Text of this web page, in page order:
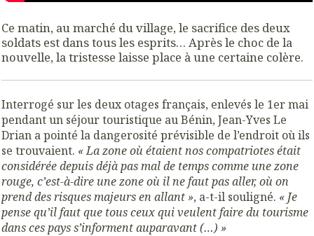
Ce matin, au marché du village, le sacrifice des deux
soldats est dans tous les esprits… Après le choc de la
nouvelle, la tristesse laisse place à une certaine colère.
Interrogé sur les deux otages français, enlevés le 1er mai
pendant un séjour touristique au Bénin, Jean-Yves Le
Drian a pointé la dangerosité prévisible de l’endroit où ils
se trouvaient. « La zone où étaient nos compatriotes était
considérée depuis déjà pas mal de temps comme une zone
rouge, c’est-à-dire une zone où il ne faut pas aller, où on
prend des risques majeurs en allant », a-t-il souligné. « Je
pense qu’il faut que tous ceux qui veulent faire du tourisme
dans ces pays s’informent auparavant (…) »